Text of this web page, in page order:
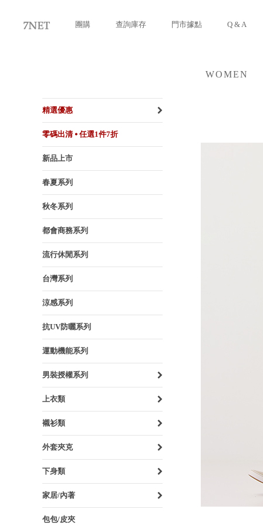
團購 查詢庫存 門市據點 Q & A
WOMEN
精選優惠
零碼出清 ⦁ 任選1件7折
新品上市
春夏系列
秋冬系列
都會商務系列
流行休閒系列
台灣系列
涼感系列
抗UV防曬系列
運動機能系列
男裝授權系列
上衣類
襯衫類
外套夾克
下身類
家居/內著
包包/皮夾